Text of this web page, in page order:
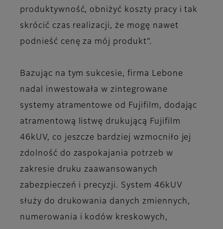
produktywność, obniżyć koszty pracy i tak
skrócić czas realizacji, że mogę nawet
podnieść cenę za mój produkt”.
Bazując na tym sukcesie, firma Lebone
nadal inwestowała w zintegrowane
systemy atramentowe od Fujifilm, dodając
atramentową listwę drukującą Fujifilm
46kUV, co jeszcze bardziej wzmocniło jej
zdolność do zaspokajania potrzeb w
zakresie druku zaawansowanych
zabezpieczeń i precyzji. System 46kUV
służy do drukowania danych zmiennych,
numerowania i kodów kreskowych,